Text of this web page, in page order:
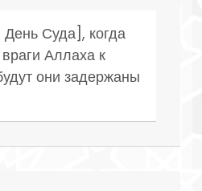
Суда], когда
Аллаха к
они задержаны